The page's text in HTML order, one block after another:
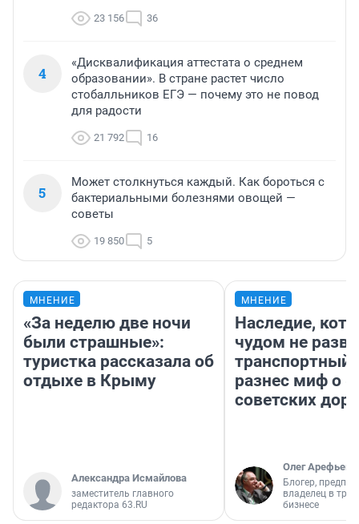
23 156 36
4
«Дисквалификация аттестата о среднем
образовании». В стране растет число
стобалльников ЕГЭ — почему это не повод
для радости
21 792 16
5
Может столкнуться каждый. Как бороться с
бактериальными болезнями овощей —
советы
19 850 5
МНЕНИЕ
«За неделю две ночи
были страшные»:
туристка рассказала об
отдыхе в Крыму
Александра Исмайлова
заместитель главного
редактора 63.RU
МНЕНИЕ
Наследие,
чудом не
транспортный
разнес миф о
советских
Олег Арефьев
Блогер,
владелец в
бизнесе